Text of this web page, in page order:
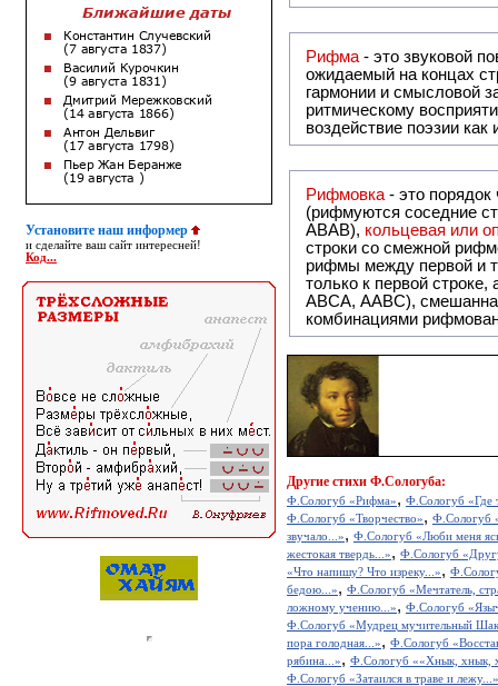
Установите наш информер
и сделайте ваш сайт интересней!
Код...
Рифма - это звуковой повтор, традиционно используемый в поэзии и, как
ожидаемый на концах
гармонии и смысловой
ритмическому
воздействие поэзии
Рифмовка - это
(рифмуются соседние
ABAB), кольцевая или
строки со смежной
рифмы между первой и
только к первой
ABCA, AABC), смешанная или вольная рифмовка (рифмовка в сложных строфах с различными
комбинациями
Другие стихи Ф.Сологуба:
Ф.Сологуб «Рифма», Ф.Сологуб «Где
Ф.Сологуб «Творчество», Ф.Сологуб
звучало...», Ф.Сологуб «Люби меня
жестокая твердь...», Ф.Сологуб
«Что напишу? Что изреку...»,
бедою...», Ф.Сологуб «Мечтатель,
ложному учению...», Ф.Сологуб
Ф.Сологуб «Мудрец мучительный
пора голодная...», Ф.Сологуб
рябина...», Ф.Сологуб ««Хнык, хнык,
Ф.Сологуб «Затаился в траве и лежу...»